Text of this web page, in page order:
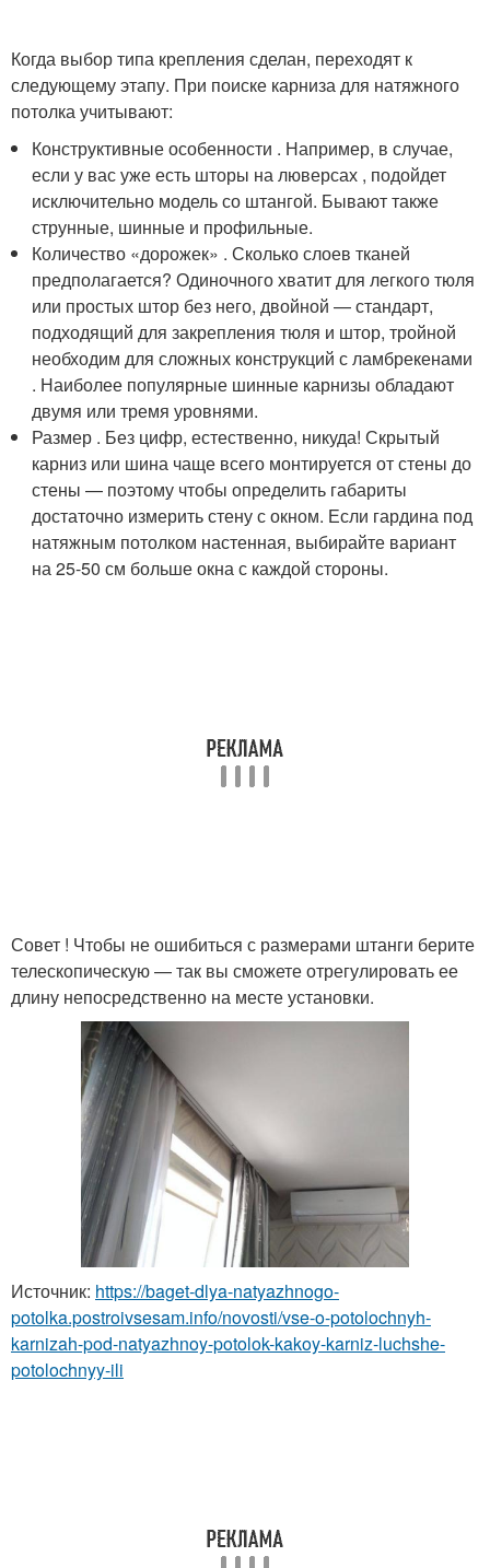
Когда выбор типа крепления сделан, переходят к
следующему этапу. При поиске карниза для натяжного
потолка учитывают:
Конструктивные особенности . Например, в случае,
если у вас уже есть шторы на люверсах , подойдет
исключительно модель со штангой. Бывают также
струнные, шинные и профильные.
Количество «дорожек» . Сколько слоев тканей
предполагается? Одиночного хватит для легкого тюля
или простых штор без него, двойной — стандарт,
подходящий для закрепления тюля и штор, тройной
необходим для сложных конструкций с ламбрекенами
. Наиболее популярные шинные карнизы обладают
двумя или тремя уровнями.
Размер . Без цифр, естественно, никуда! Скрытый
карниз или шина чаще всего монтируется от стены до
стены — поэтому чтобы определить габариты
достаточно измерить стену с окном. Если гардина под
натяжным потолком настенная, выбирайте вариант
на 25-50 см больше окна с каждой стороны.
Совет ! Чтобы не ошибиться с размерами штанги берите
телескопическую — так вы сможете отрегулировать ее
длину непосредственно на месте установки.
Источник: https://baget-dlya-natyazhnogo-
potolka.postroivsesam.info/novosti/vse-o-potolochnyh-
karnizah-pod-natyazhnoy-potolok-kakoy-karniz-luchshe-
potolochnyy-ili